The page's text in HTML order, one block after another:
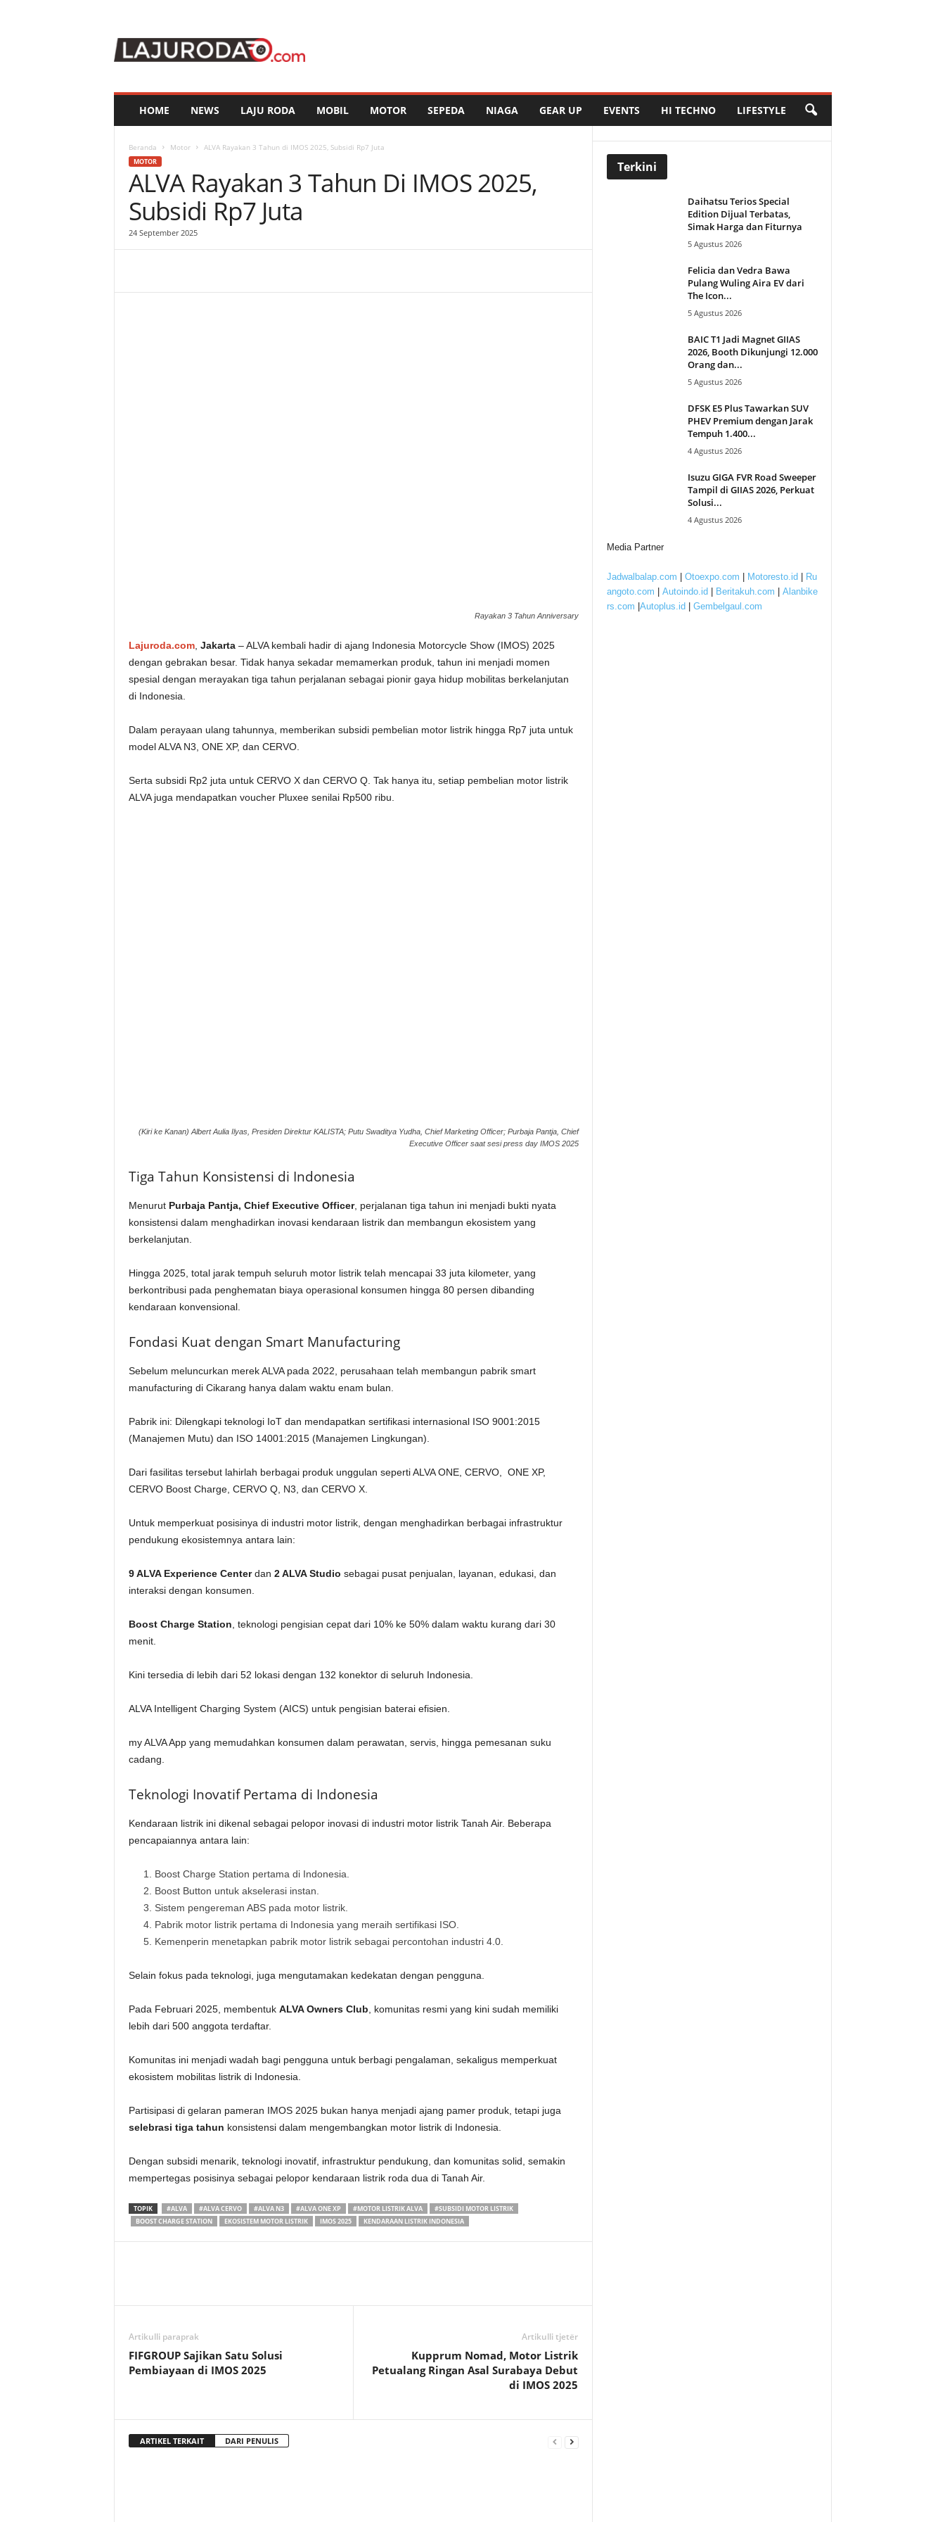
u
HOME NEWS LAJU RODA MOBIL MOTOR SEPEDA NIAGA GEAR UP EVENTS HI TECHNO LIFESTYLE
Beranda Motor ALVA Rayakan 3 Tahun di IMOS 2025, Subsidi Rp7 Juta
MOTOR
ALVA Rayakan 3 Tahun Di IMOS 2025,
Subsidi Rp7 Juta
24 September 2025
Rayakan 3 Tahun Anniversary
Lajuroda.com, Jakarta– ALVA kembali hadir di ajang Indonesia Motorcycle Show (IMOS) 2025
dengan gebrakan besar. Tidak hanya sekadar memamerkan produk, tahun ini menjadi momen
spesial dengan merayakan tiga tahun perjalanan sebagai pionir gaya hidup mobilitas berkelanjutan
di Indonesia.
Dalam perayaan ulang tahunnya, memberikan subsidi pembelian motor listrik hingga Rp7 juta untuk
model ALVA N3, ONE XP, dan CERVO.
Serta subsidi Rp2 juta untuk CERVO X dan CERVO Q. Tak hanya itu, setiap pembelian motor listrik
ALVA juga mendapatkan voucher Pluxee senilai Rp500 ribu.
(Kiri ke Kanan) Albert Aulia Ilyas, Presiden Direktur KALISTA; Putu Swaditya Yudha, Chief Marketing Officer; Purbaja Pantja, Chief
Executive Officer saat sesi press day IMOS 2025
Tiga Tahun Konsistensi di Indonesia
Menurut Purbaja Pantja, Chief Executive Officer, perjalanan tiga tahun ini menjadi bukti nyata
konsistensi dalam menghadirkan inovasi kendaraan listrik dan membangun ekosistem yang
berkelanjutan.
Hingga 2025, total jarak tempuh seluruh motor listrik telah mencapai 33 juta kilometer, yang
berkontribusi pada penghematan biaya operasional konsumen hingga 80 persen dibanding
kendaraan konvensional.
Fondasi Kuat dengan Smart Manufacturing
Sebelum meluncurkan merek ALVA pada 2022, perusahaan telah membangun pabrik smart
manufacturing di Cikarang hanya dalam waktu enam bulan.
Pabrik ini: Dilengkapi teknologi IoT dan mendapatkan sertifikasi internasional ISO 9001:2015
(Manajemen Mutu) dan ISO 14001:2015 (Manajemen Lingkungan).
Dari fasilitas tersebut lahirlah berbagai produk unggulan seperti ALVA ONE, CERVO, ONE XP,
CERVO Boost Charge, CERVO Q, N3, dan CERVO X.
Untuk memperkuat posisinya di industri motor listrik, dengan menghadirkan berbagai infrastruktur
pendukung ekosistemnya antara lain:
9 ALVA Experience Centerdan 2 ALVA Studio sebagai pusat penjualan, layanan, edukasi, dan
interaksi dengan konsumen.
Boost Charge Station , teknologi pengisian cepat dari 10% ke 50% dalam waktu kurang dari 30
menit.
Kini tersedia di lebih dari 52 lokasi dengan 132 konektor di seluruh Indonesia.
ALVA Intelligent Charging System (AICS) untuk pengisian baterai efisien.
my ALVA App yang memudahkan konsumen dalam perawatan, servis, hingga pemesanan suku
cadang.
Teknologi Inovatif Pertama di Indonesia
Kendaraan listrik ini dikenal sebagai pelopor inovasi di industri motor listrik Tanah Air. Beberapa
pencapaiannya antara lain:
Boost Charge Station pertama di Indonesia.
2. Boost Button untuk akselerasi instan.
3. Sistem pengereman ABS pada motor listrik.
4. Pabrik motor listrik pertama di Indonesia yang meraih sertifikasi ISO.
5. Kemenperin menetapkan pabrik motor listrik sebagai percontohan industri 4.0.
Selain fokus pada teknologi, juga mengutamakan kedekatan dengan pengguna.
Pada Februari 2025, membentuk ALVA Owners Club , komunitas resmi yang kini sudah memiliki
lebih dari 500 anggota terdaftar.
Komunitas ini menjadi wadah bagi pengguna untuk berbagi pengalaman, sekaligus memperkuat
ekosistem mobilitas listrik di Indonesia.
Partisipasi di gelaran pameran IMOS 2025 bukan hanya menjadi ajang pamer produk, tetapi juga
selebrasi tiga tahun konsistensi dalam mengembangkan motor listrik di Indonesia.
Dengan subsidi menarik, teknologi inovatif, infrastruktur pendukung, dan komunitas solid, semakin
mempertegas posisinya sebagai pelopor kendaraan listrik roda dua di Tanah Air.
TOPIK #ALVA #ALVA CERVO #ALVA N3 #ALVA ONE XP #MOTOR LISTRIK ALVA
#SUBSIDI MOTOR LISTRIK
BOOST CHARGE STATION
EKOSISTEM MOTOR LISTRIK IMOS 2025 KENDARAAN LISTRIK INDONESIA
Artikulli paraprak
FIFGROUP Sajikan Satu Solusi
Pembiayaan di IMOS 2025
Artikulli tjetër
Kupprum Nomad, Motor Listrik
Petualang Ringan Asal Surabaya Debut
di IMOS 2025
ARTIKEL TERKAIT DARI PENULIS
Terkini
Daihatsu Terios Special
Edition Dijual Terbatas,
Simak Harga dan Fiturnya
5 Agustus 2026
Felicia dan Vedra Bawa
Pulang Wuling Aira EV dari
The Icon...
5 Agustus 2026
BAIC T1 Jadi Magnet GIIAS
2026, Booth Dikunjungi 12.000
Orang dan...
5 Agustus 2026
DFSK E5 Plus Tawarkan SUV
PHEV Premium dengan Jarak
Tempuh 1.400...
4 Agustus 2026
Isuzu GIGA FVR Road Sweeper
Tampil di GIIAS 2026, Perkuat
Solusi...
4 Agustus 2026
Media Partner
Jadwalbalap.com Otoexpo.com Motoresto.id
Ru
angoto.com
Autoindo.id Beritakuh.com
Alanbike
rs.com Autoplus.id Gembelgaul.com